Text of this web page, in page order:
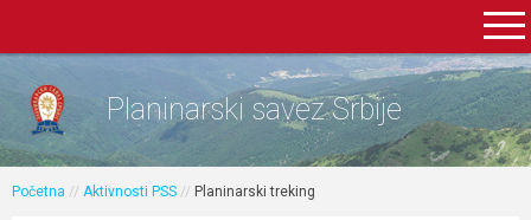
Planinarski savez Srbije
Početna // Aktivnosti PSS // Planinarski treking